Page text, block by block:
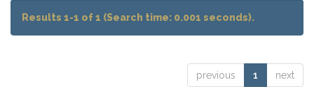
Results 1-1 of 1 (Search time: 0.001 seconds).
previous 1 next